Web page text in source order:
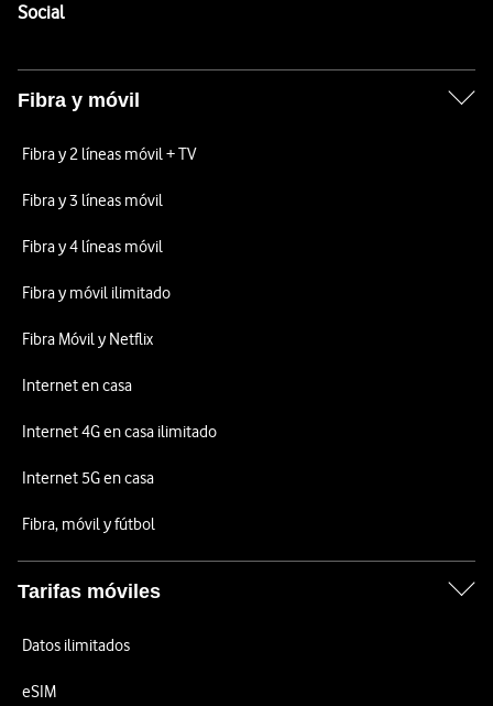
SocialEnlaces a las redes sociales de Vodafone
Fibra y móvil
Fibra y 2 líneas móvil + TV
Fibra y 3 líneas móvil
Fibra y 4 líneas móvil
Fibra y móvil ilimitado
Fibra Móvil y Netflix
Internet en casa
Internet 4G en casa ilimitado
Internet 5G en casa
Fibra, móvil y fútbol
Tarifas móviles
Datos ilimitados
eSIM